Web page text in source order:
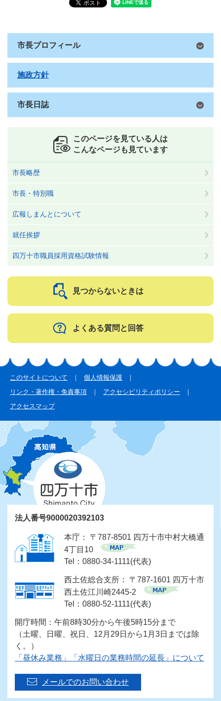
市長プロフィール
施政方針
市長日誌
このページを見ている人は
こんなページも見ています
市長略歴
市長・特別職
広報しまんとについて
就任挨拶
四万十市職員採用資格試験情報
見つからないときは
よくある質問と回答
このサイトについて
個人情報保護
リンク・著作権・免責事項
アクセシビリティポリシー
アクセスマップ
法人番号9000020392103
本庁： 〒787-8501 四万十市中村大橋通
4丁目10
Tel：0880-34-1111(代表)
西土佐総合支所： 〒787-1601 四万十市
西土佐江川崎2445-2
Tel：0880-52-1111(代表)
開庁時間：午前8時30分から午後5時15分まで
（土曜、日曜、祝日、12月29日から1月3日までは除
く。）
「昼休み業務」「水曜日の業務時間の延長」について
メールでのお問い合わせ